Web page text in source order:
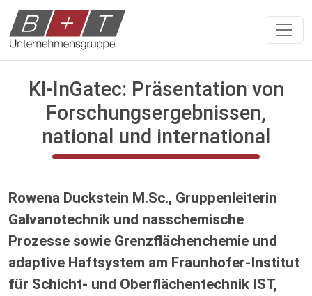
KI-InGatec: Präsentation von
Forschungsergebnissen,
national und international
Rowena Duckstein M.Sc., Gruppenleiterin
Galvanotechnik und nasschemische
Prozesse sowie Grenzflächenchemie und
adaptive Haftsystem am Fraunhofer-Institut
für Schicht- und Oberflächentechnik IST,